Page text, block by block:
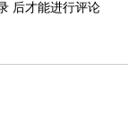
后才能进行评论